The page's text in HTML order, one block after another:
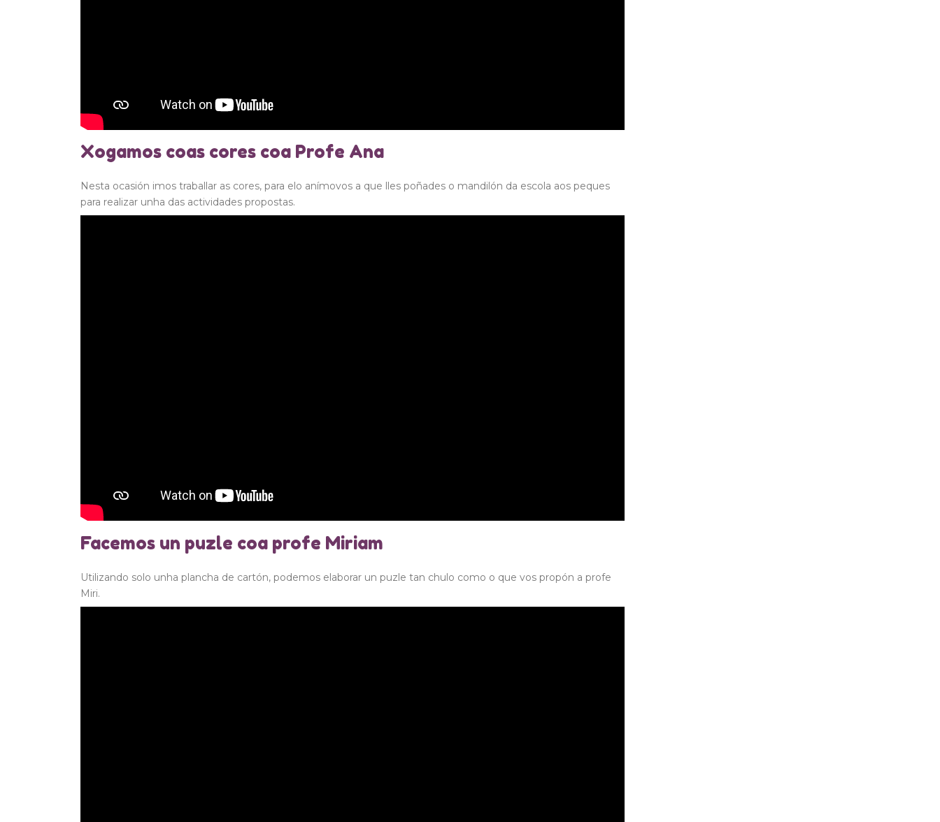
Xogamos coas cores coa Profe Ana
Nesta ocasión imos traballar as cores, para elo anímovos a que lles poñades o mandilón da escola aos peques
para realizar unha das actividades propostas.
Facemos un puzle coa profe Miriam
Utilizando solo unha plancha de cartón, podemos elaborar un puzle tan chulo como o que vos propón a profe
Miri.